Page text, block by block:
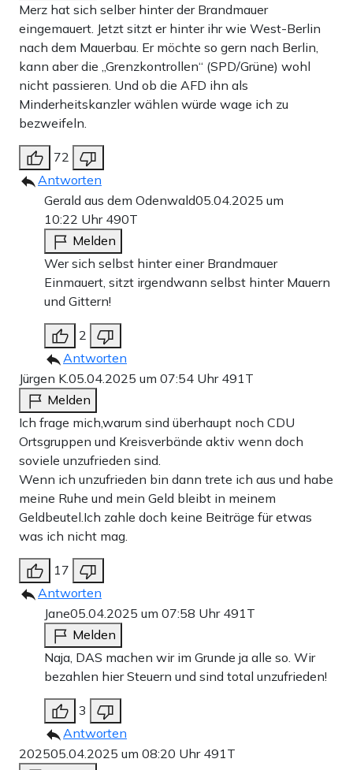
Merz hat sich selber hinter der Brandmauer
eingemauert. Jetzt sitzt er hinter ihr wie West-Berlin
nach dem Mauerbau. Er möchte so gern nach Berlin,
kann aber die „Grenzkontrollen“ (SPD/Grüne) wohl
nicht passieren. Und ob die AFD ihn als
Minderheitskanzler wählen würde wage ich zu
bezweifeln.
72
Antworten
Gerald aus dem Odenwald05.04.2025 um
10:22 Uhr 490T
Melden
Wer sich selbst hinter einer Brandmauer
Einmauert, sitzt irgendwann selbst hinter Mauern
und Gittern!
2
Antworten
Jürgen K.05.04.2025 um 07:54 Uhr 491T
Melden
Ich frage mich,warum sind überhaupt noch CDU
Ortsgruppen und Kreisverbände aktiv wenn doch
soviele unzufrieden sind.
Wenn ich unzufrieden bin dann trete ich aus und habe
meine Ruhe und mein Geld bleibt in meinem
Geldbeutel.Ich zahle doch keine Beiträge für etwas
was ich nicht mag.
17
Antworten
Jane05.04.2025 um 07:58 Uhr 491T
Melden
Naja, DAS machen wir im Grunde ja alle so. Wir
bezahlen hier Steuern und sind total unzufrieden!
3
Antworten
202505.04.2025 um 08:20 Uhr 491T